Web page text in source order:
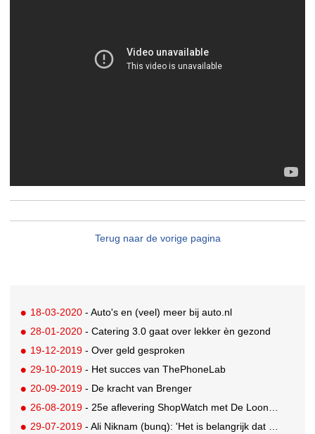
Terug naar de vorige pagina
18-03-2020 - Auto's en (veel) meer bij auto.nl
28-01-2020 - Catering 3.0 gaat over lekker èn gezond
19-12-2019 - Over geld gesproken
29-10-2019 - Het succes van ThePhoneLab
20-09-2019 - De kracht van Brenger
26-08-2019 - 25e aflevering ShopWatch met De Loonbrouwerij
29-07-2019 - Ali Niknam (bunq): 'Het is belangrijk dat er diversiteit komt'